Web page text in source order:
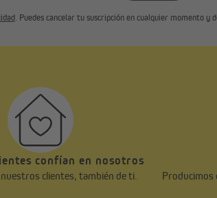
. Puedes cancelar tu suscripción en cualquier momento
confían en nosotros
nuestros clientes, también de ti.
Producimos